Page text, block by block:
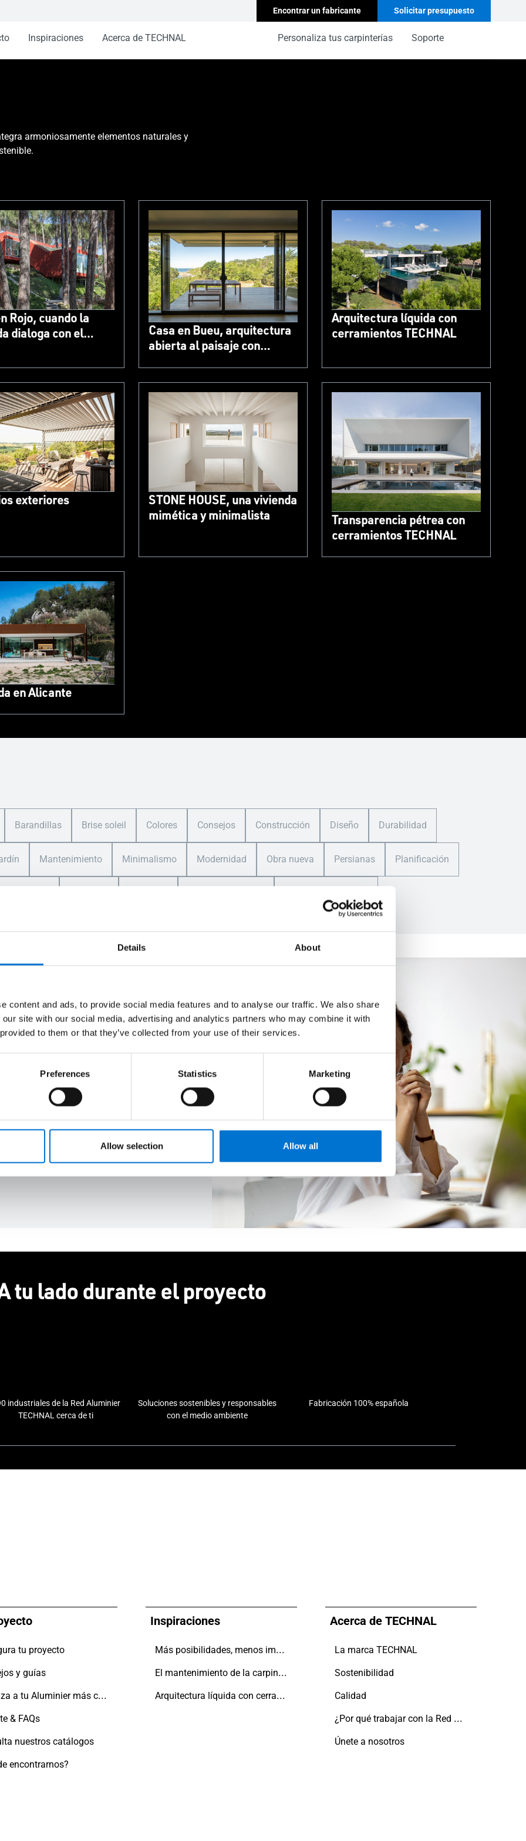
Details About
content and ads, to provide social media features and to analyse our traffic. We also share
site with our social media, advertising and analytics partners who may combine it with
to them or that they’ve collected from your use of their services.
Preferences Statistics Marketing
Allow selection Allow all
Encontrar un fabricante Solicitar presupuesto
Inspiraciones Acerca de TECHNAL Personaliza tus carpinterías Soporte
armoniosamente elementos naturales y
Rojo, cuando la
dialoga con el
Casa en Bueu, arquitectura
abierta al paisaje con
Arquitectura líquida con
cerramientos TECHNAL
exteriores
STONE HOUSE, una vivienda
mimética y minimalista
Transparencia pétrea con
cerramientos TECHNAL
en Alicante
Barandillas Brise soleil Colores Consejos Construcción Diseño Durabilidad
Mantenimiento Minimalismo Modernidad Obra nueva Persianas Planificación
en mente?
Aluminier
más
y te acompañarán
y fabricación
con un único
tu lado durante el proyecto
industriales de la Red Aluminier
TECHNAL cerca de ti
Soluciones sostenibles y responsables
con el medio ambiente
Fabricación 100% española
tu proyecto
y guías
Localiza a tu Aluminier más cercano
& FAQs
nuestros catálogos
encontrarnos?
Inspiraciones
Más posibilidades, menos impacto
El mantenimiento de la carpintería
Arquitectura líquida con cerramientos TECHNAL
Acerca de TECHNAL
La marca TECHNAL
Sostenibilidad
Calidad
¿Por qué trabajar con la Red Aluminier TECHNAL?
Únete a nosotros